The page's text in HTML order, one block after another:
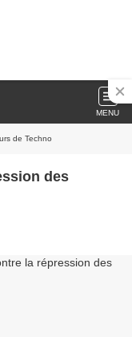
MENU
de Techno
des